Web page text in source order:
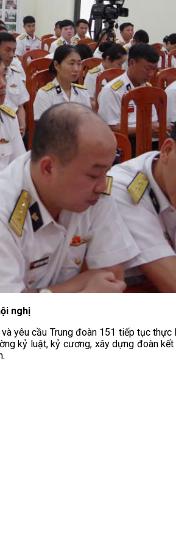
nghị
yêu cầu Trung đoàn 151 tiếp tục
kỷ luật, kỷ cương, xây dựng đoàn